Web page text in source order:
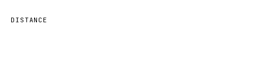
DISTANCE